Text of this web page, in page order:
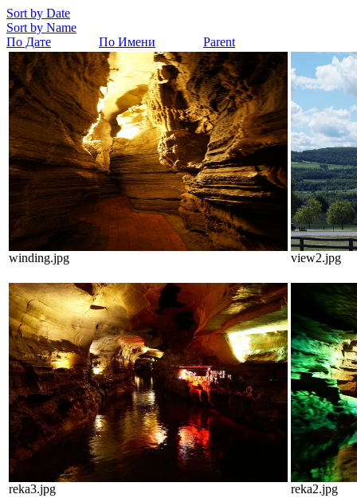
Sort by Date
Sort by Name
По Дате
По Имени Parent
winding.jpg view2.jpg
reka3.jpg reka2.jpg